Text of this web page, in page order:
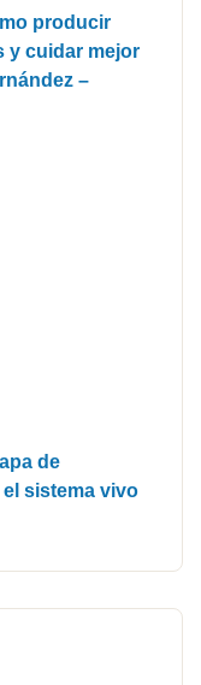
producir
y cuidar mejor
–
de
sistema vivo